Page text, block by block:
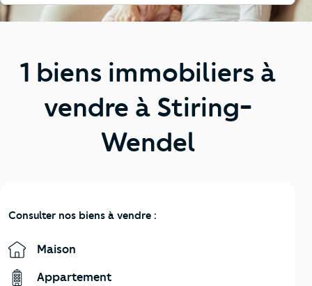
1 biens immobiliers à
vendre à Stiring-
Wendel
Consulter nos biens à vendre :
Maison
Appartement